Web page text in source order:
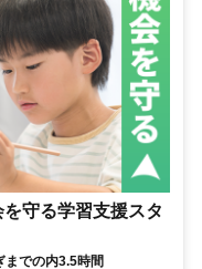
守る学習支援スタ
での内3.5時間